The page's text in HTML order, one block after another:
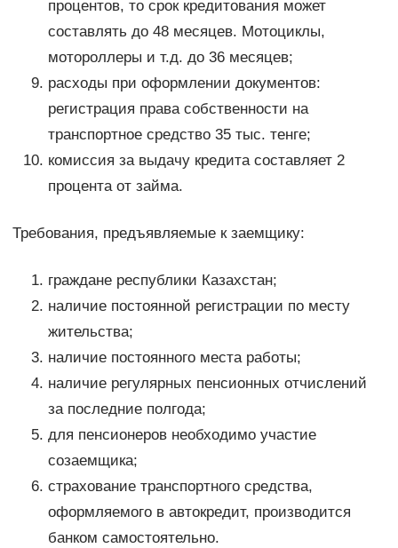
процентов, то срок кредитования может
составлять до 48 месяцев. Мотоциклы,
мотороллеры и т.д. до 36 месяцев;
расходы при оформлении документов:
регистрация права собственности на
транспортное средство 35 тыс. тенге;
комиссия за выдачу кредита составляет 2
процента от займа.
Требования, предъявляемые к заемщику:
граждане республики Казахстан;
наличие постоянной регистрации по месту
жительства;
наличие постоянного места работы;
наличие регулярных пенсионных отчислений
за последние полгода;
для пенсионеров необходимо участие
созаемщика;
страхование транспортного средства,
оформляемого в автокредит, производится
банком самостоятельно.